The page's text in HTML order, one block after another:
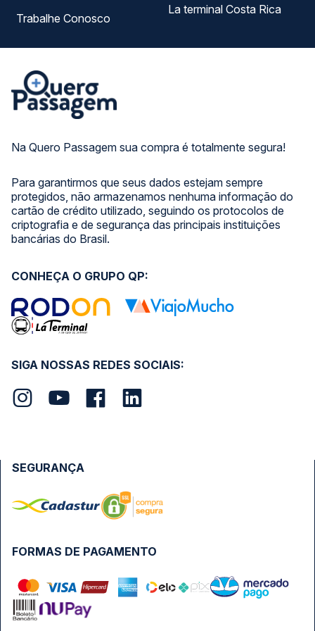
Na Quero Passagem sua compra é totalmente segura!
Para garantirmos que seus dados estejam sempre
protegidos, não armazenamos nenhuma informação do
cartão de crédito utilizado, seguindo os protocolos de
criptografia e de segurança das principais instituições
bancárias do Brasil.
Trabalhe Conosco
La terminal Costa Rica
SIGA NOSSAS REDES SOCIAIS:
CONHEÇA O GRUPO QP:
FORMAS DE PAGAMENTO
SEGURANÇA